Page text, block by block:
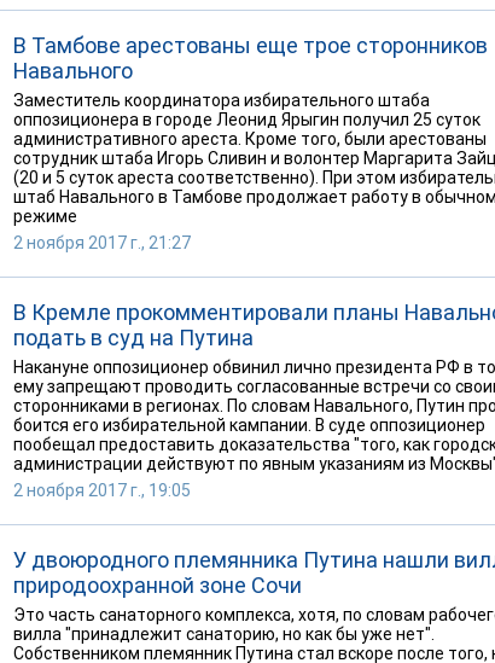
В Тамбове арестованы еще трое сторонников
Навального
Заместитель координатора избирательного штаба
оппозиционера в городе Леонид Ярыгин получил 25 суток
административного ареста. Кроме того, были арестованы
сотрудник штаба Игорь Сливин и волонтер Маргарита
(20 и 5 суток ареста соответственно). При этом
штаб Навального в Тамбове продолжает работу в обычном
режиме
2 ноября 2017 г., 21:27
В Кремле прокомментировали планы
подать в суд на Путина
Накануне оппозиционер обвинил лично президента РФ в
ему запрещают проводить согласованные встречи со
сторонниками в регионах. По словам Навального, Путин
боится его избирательной кампании. В суде оппозиционер
пообещал предоставить доказательства "того, как
администрации действуют по явным указаниям из
2 ноября 2017 г., 19:05
У двоюродного племянника Путина нашли
природоохранной зоне Сочи
Это часть санаторного комплекса, хотя, по словам
вилла "принадлежит санаторию, но как бы уже нет".
Собственником племянник Путина стал вскоре после того,